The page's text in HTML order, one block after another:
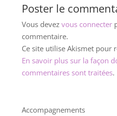
Poster le
Vous devez vous connecter
commentaire.
Ce site utilise Akismet pour
En savoir plus sur la façon
commentaires sont traitées.
Accompagnements